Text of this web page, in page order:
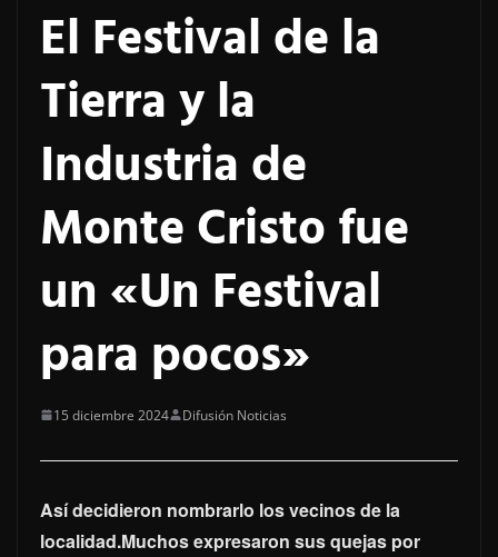
El Festival de la
Tierra y la
Industria de
Monte Cristo fue
un «Un Festival
para pocos»
15 diciembre 2024 Difusión Noticias
Así decidieron nombrarlo los vecinos de la
localidad.Muchos expresaron sus quejas por